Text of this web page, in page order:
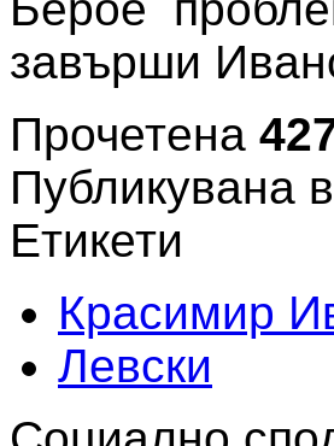
завърши
Прочетена
Публикувана
Етикети
Красимир
Левски